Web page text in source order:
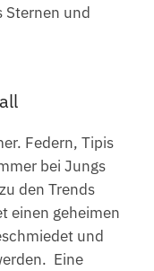
Sternen und
Federn, Tipis
bei Jungs
den Trends
einen geheimen
und
Eine